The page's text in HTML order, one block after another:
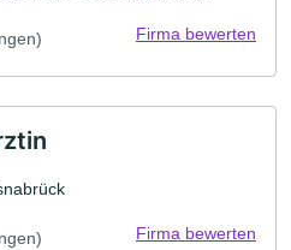
Firma bewerten
Firma bewerten